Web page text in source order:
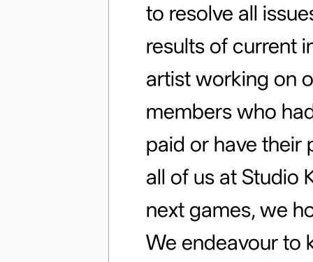
to resolve all
results of current
artist working on
members who
paid or have their
all of us at Studio
next games, we
We endeavour to